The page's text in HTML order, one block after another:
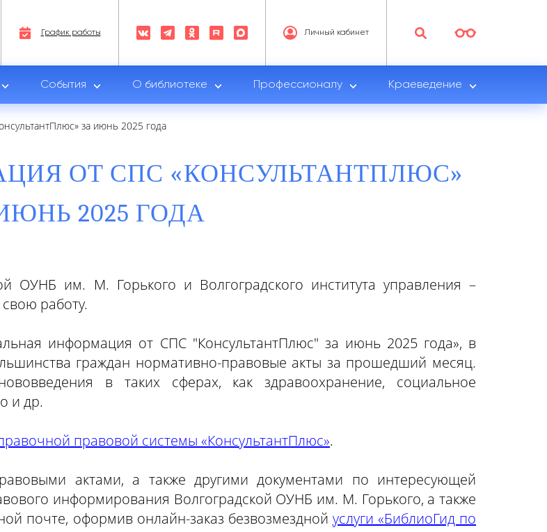
График работы Личный кабинет
События О библиотеке Профессионалу Краеведение
за июнь 2025 года
ОТ СПС «КОНСУЛЬТАНТПЛЮС»
2025 ГОДА
ОУНБ им. М. Горького и Волгоградского института управления –
работу.
информация от СПС "КонсультантПлюс" за июнь 2025 года», в
граждан нормативно-правовые акты за прошедший месяц.
в таких сферах, как здравоохранение, социальное
и др.
правовой системы «КонсультантПлюс».
актами, а также другими документами по интересующей
информирования Волгоградской ОУНБ им. М. Горького, а также
почте, оформив онлайн-заказ безвозмездной услуги «БиблиоГид по